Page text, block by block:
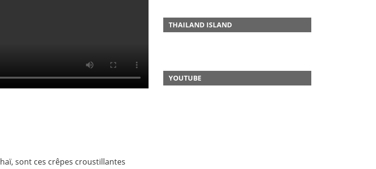
sont ces crêpes croustillantes
THAILAND ISLAND
YOUTUBE